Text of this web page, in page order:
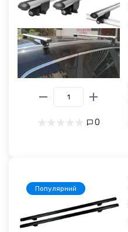
0
Популярний